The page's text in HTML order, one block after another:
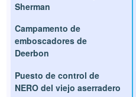
Sherman
Campamento de
emboscadores de
Deerbon
Puesto de control de
NERO del viejo aserradero